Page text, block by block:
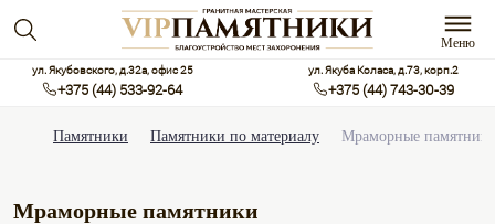
Меню
ул. Якубовского, д.32а, офис 25
+375 (44) 533-92-64
ул. Якуба Коласа, д.73, корп.2
+375 (44) 743-30-39
Памятники Памятники по материалу Мраморные
Мраморные памятники